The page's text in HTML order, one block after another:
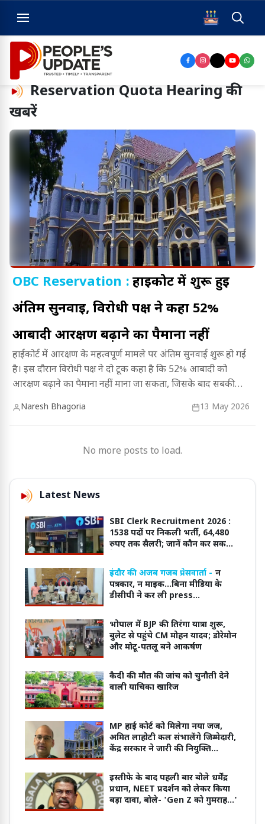
Reservation Quota Hearing की
खबरें
OBC Reservation : हाईकोर्ट में शुरू हुई
अंतिम सुनवाई, विरोधी पक्ष ने कहा 52%
आबादी आरक्षण बढ़ाने का पैमाना नहीं
हाईकोर्ट में आरक्षण के महत्वपूर्ण मामले पर अंतिम सुनवाई शुरू हो गई
है। इस दौरान विरोधी पक्ष ने दो टूक कहा है कि 52% आबादी को
आरक्षण बढ़ाने का पैमाना नहीं माना जा सकता, जिसके बाद सबकी
Naresh Bhagoria 13 May 2026
No more posts to load.
Latest News
SBI Clerk Recruitment 2026 :
1538 पदों पर निकली भर्ती, 64,480
रुपए तक सैलरी; जानें कौन कर सकता
इंदौर की अजब गजब प्रेसवार्ता - न
पत्रकार, न माइक...बिना मीडिया के
डीसीपी ने कर ली press
भोपाल में BJP की तिरंगा यात्रा शुरू,
बुलेट से पहुंचे CM मोहन यादव; डोरेमोन
और मोटू-पतलू बने आकर्षण
कैदी की मौत की जांच को चुनौती देने
वाली याचिका खारिज
MP हाई कोर्ट को मिलेगा नया जज,
अमित लाहोटी कल संभालेंगे जिम्मेदारी,
केंद्र सरकार ने जारी की नियुक्ति
इस्तीफे के बाद पहली बार बोले धर्मेंद्र
प्रधान, NEET प्रदर्शन को लेकर किया
बड़ा दावा, बोले- 'Gen Z को गुमराह...'